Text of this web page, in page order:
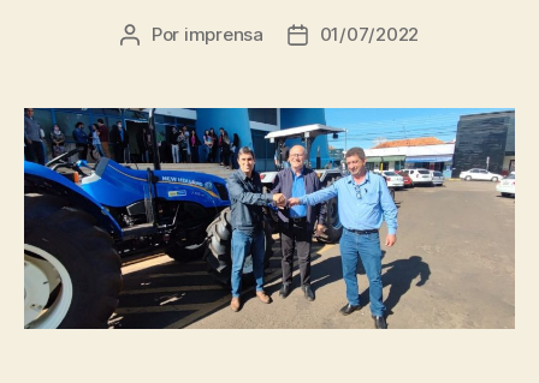
Autor
Por imprensa
Data01/07/2022